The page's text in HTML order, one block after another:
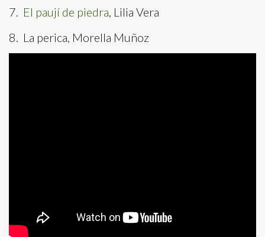
7. El paují de piedra, Lilia Vera
8. La perica, Morella Muñoz